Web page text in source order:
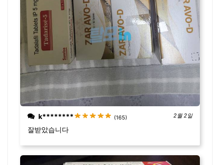
k******** (165) 2월 2일
잘받았습니다